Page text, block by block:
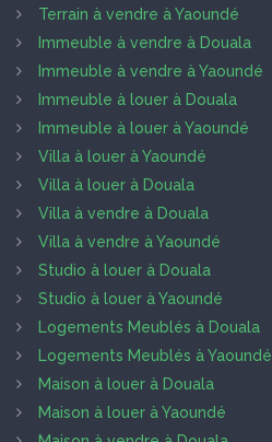
Terrain à vendre à Yaoundé
Immeuble à vendre à Douala
Immeuble à vendre à Yaoundé
Immeuble à louer à Douala
Immeuble à louer à Yaoundé
Villa à louer à Yaoundé
Villa à louer à Douala
Villa à vendre à Douala
Villa à vendre à Yaoundé
Studio à louer à Douala
Studio à louer à Yaoundé
Logements Meublés à Douala
Logements Meublés à Yaoundé
Maison à louer à Douala
Maison à louer à Yaoundé